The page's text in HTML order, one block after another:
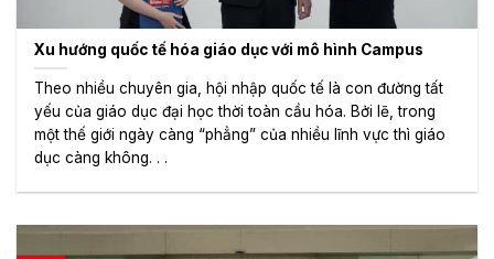
Xu hướng quốc tế hóa giáo dục với mô hình Campus
Theo nhiều chuyên gia, hội nhập quốc tế là con đường tất
yếu của giáo dục đại học thời toàn cầu hóa. Bởi lẽ, trong
một thế giới ngày càng “phẳng” của nhiều lĩnh vực thì giáo
dục càng không. . .